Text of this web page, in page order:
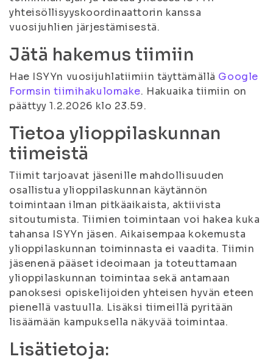
yhteisöllisyyskoordinaattorin kanssa
vuosijuhlien järjestämisestä.
Jätä hakemus tiimiin
Hae ISYYn vuosijuhlatiimiin täyttämällä Google
Formsin tiimihakulomake. Hakuaika tiimiin on
päättyy 1.2.2026 klo 23.59.
Tietoa ylioppilaskunnan
tiimeistä
Tiimit tarjoavat jäsenille mahdollisuuden
osallistua ylioppilaskunnan käytännön
toimintaan ilman pitkäaikaista, aktiivista
sitoutumista. Tiimien toimintaan voi hakea kuka
tahansa ISYYn jäsen. Aikaisempaa kokemusta
ylioppilaskunnan toiminnasta ei vaadita. Tiimin
jäsenenä pääset ideoimaan ja toteuttamaan
ylioppilaskunnan toimintaa sekä antamaan
panoksesi opiskelijoiden yhteisen hyvän eteen
pienellä vastuulla. Lisäksi tiimeillä pyritään
lisäämään kampuksella näkyvää toimintaa.
Lisätietoja: